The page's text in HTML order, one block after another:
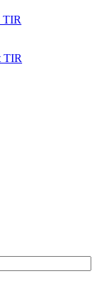
TIR
TIR